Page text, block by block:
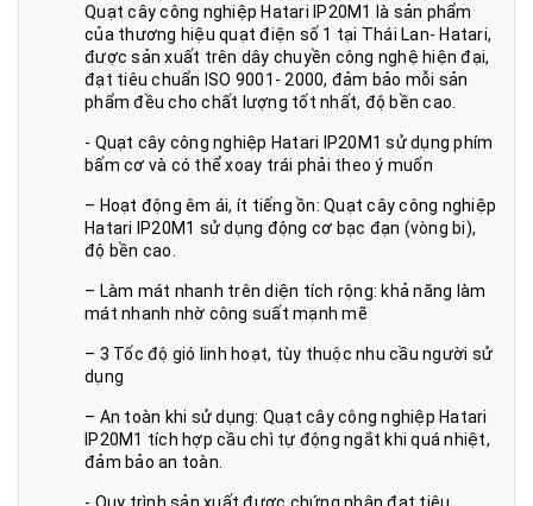
Quạt cây công nghiệp Hatari IP20M1
là sản phẩm
của thương hiệu quạt điện số 1 tại Thái Lan- Hatari,
được sản xuất trên dây chuyền công nghệ hiện đại,
đạt tiêu chuẩn ISO 9001- 2000, đảm bảo mỗi sản
phẩm đều cho chất lượng tốt nhất, độ bền cao.
- Quạt cây công nghiệp Hatari IP20M1sử dụng phím
bấm cơ và có thể xoay trái phải theo ý muốn
– Hoạt động êm ái, ít tiếng ồn: Quạt cây công nghiệp
Hatari IP20M1 sử dụng động cơ bạc đạn (vòng bi),
độ bền cao.
– Làm mát nhanh trên diện tích rộng: khả năng làm
mát nhanh nhờ công suất mạnh mẽ
– 3 Tốc độ gió linh hoạt, tùy thuộc nhu cầu người sử
dụng
– An toàn khi sử dụng: Quạt cây công nghiệp Hatari
IP20M1 tích hợp cầu chì tự động ngắt khi quá nhiệt,
đảm bảo an toàn.